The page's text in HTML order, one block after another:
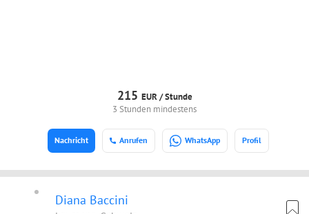
215 EUR /Stunde
3 Stunden mindestens
Anrufen WhatsApp Profil
Nachricht
Diana Baccini